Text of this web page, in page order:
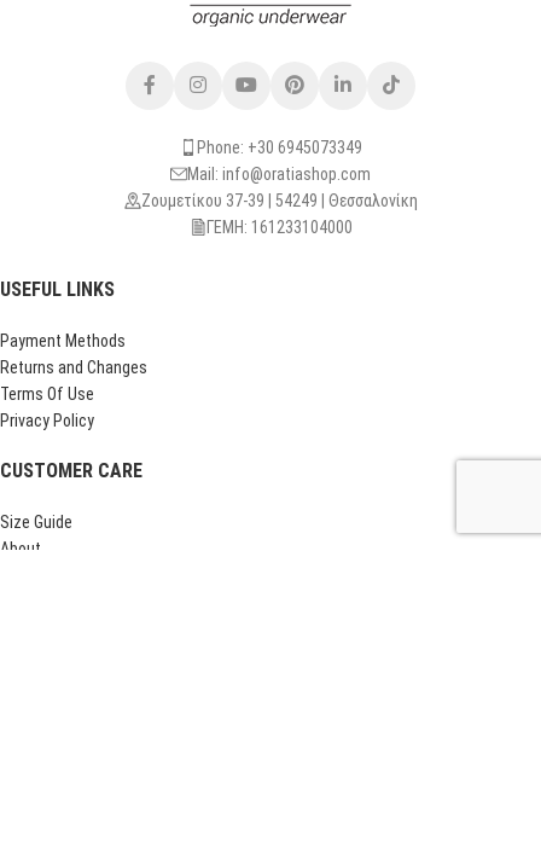
Phone: +30 6945073349
Mail: info@oratiashop.com
Ζουμετίκου 37-39 | 54249 | Θεσσαλονίκη
ΓΕΜΗ: 161233104000
USEFUL LINKS
Payment Methods
Returns and Changes
Terms Of Use
Privacy Policy
CUSTOMER CARE
Size Guide
About